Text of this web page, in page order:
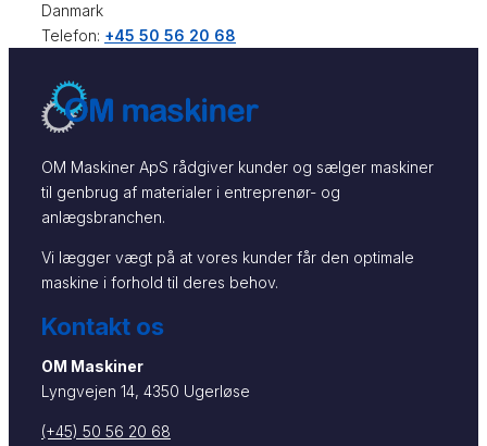
Danmark
Telefon: +45 50 56 20 68
OM Maskiner ApS rådgiver kunder og sælger maskiner
til genbrug af materialer i entreprenør- og
anlægsbranchen.
Vi lægger vægt på at vores kunder får den optimale
maskine i forhold til deres behov.
Kontakt os
OM Maskiner
Lyngvejen 14, 4350 Ugerløse
(+45) 50 56 20 68